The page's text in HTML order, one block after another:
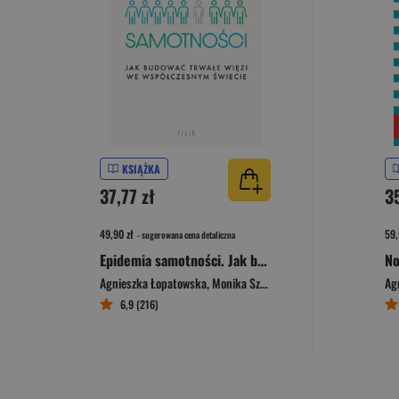
KSIĄŻKA
37,77 zł
49,90 zł - sugerowana cena detaliczna
Epidemia samotności. Jak budować trwałe więzi we współczesnym świecie
Agnieszka Łopatowska,Monika Szubrycht
6,9 (216)